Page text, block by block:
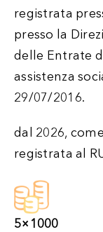
registrata
presso la
delle Entrate
assistenza
29/07/2016.
dal 2026,
registrata al
5×1000